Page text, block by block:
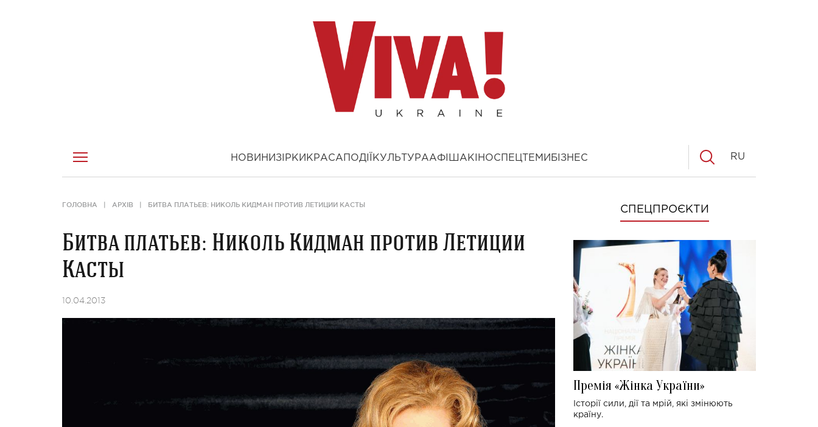
НОВИНИ ЗІРКИ КРАСА ПОДІЇ КУЛЬТУРААФІША КІНОСПЕЦТЕМИ БІЗНЕС RU
ГОЛОВНА АРХІВ БИТВА ПЛАТЬЕВ: НИКОЛЬ КИДМАН ПРОТИВ ЛЕТИЦИИ КАСТЫ
Битва платьев: Николь Кидман против Летиции
Касты
10.04.2013
СПЕЦПРОЄКТИ
Премія «Жінка України»
Історії сили, дії та мрій, які змінюють
країну.